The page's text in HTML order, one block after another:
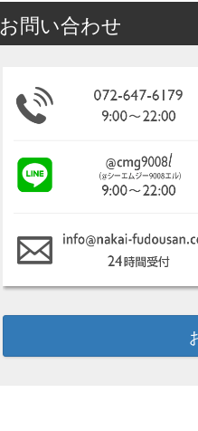
お問い合わせ